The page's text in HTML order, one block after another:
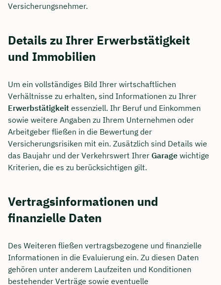
Versicherungsnehmer.
Details zu Ihrer Erwerbstätigkeit
und Immobilien
Um ein vollständiges Bild Ihrer wirtschaftlichen
Verhältnisse zu erhalten, sind Informationen zu Ihrer
Erwerbstätigkeit essenziell. Ihr Beruf und Einkommen
sowie weitere Angaben zu Ihrem Unternehmen oder
Arbeitgeber fließen in die Bewertung der
Versicherungsrisiken mit ein. Zusätzlich sind Details wie
das Baujahr und der Verkehrswert Ihrer Garage wichtige
Kriterien, die es zu berücksichtigen gilt.
Vertragsinformationen und
finanzielle Daten
Des Weiteren fließen vertragsbezogene und finanzielle
Informationen in die Evaluierung ein. Zu diesen Daten
gehören unter anderem Laufzeiten und Konditionen
bestehender Verträge sowie eventuelle